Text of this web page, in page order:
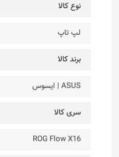
نوع کالا
لپ تاپ
برند کالا
ASUS | ایسوس
سری کالا
ROG Flow X16